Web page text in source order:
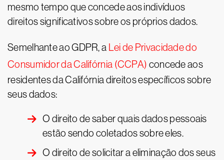
mesmo tempo que concede aos indivíduos
direitos significativos sobre os próprios dados.
Semelhante ao GDPR, a Lei de Privacidade do
Consumidor da Califórnia (CCPA) concede aos
residentes da Califórnia direitos específicos sobre
seus dados:
O direito de saber quais dados pessoais
estão sendo coletados sobre eles.
O direito de solicitar a eliminação dos seus